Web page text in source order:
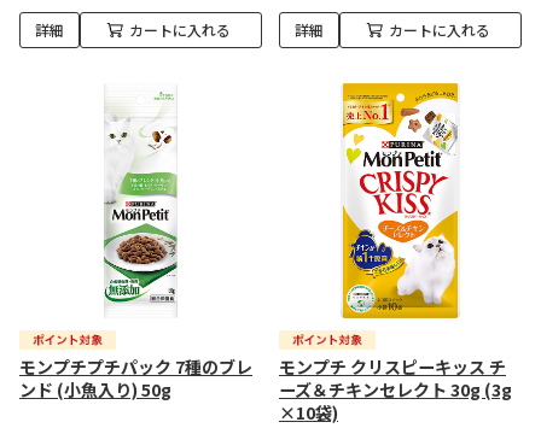
詳細 カートに入れる 詳細 カートに入れる
モンプチプチパック 7種のブレ
ンド (小魚入り) 50g
モンプチ クリスピーキッス チ
ーズ＆チキンセレクト 30g (3g
×10袋)